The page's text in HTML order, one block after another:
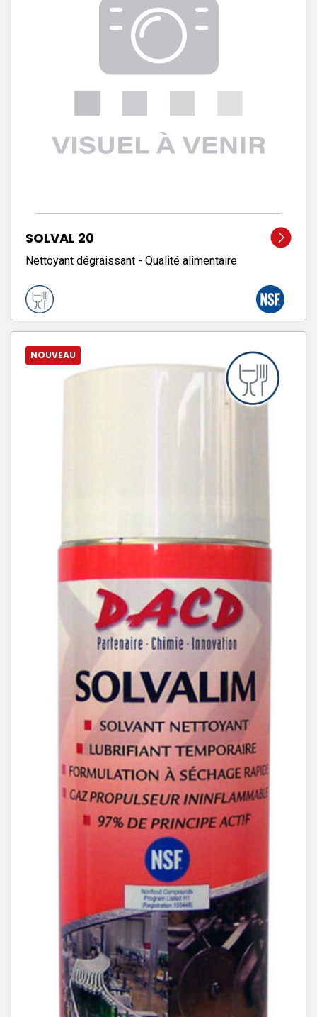
SOLVAL 20
Nettoyant dégraissant - Qualité alimentaire
NOUVEAU